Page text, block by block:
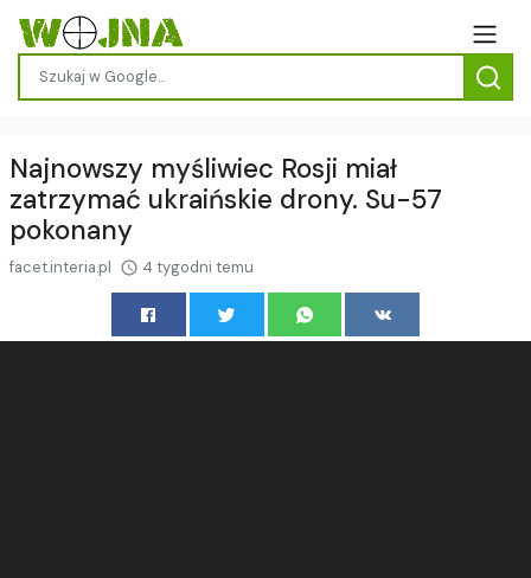
Najnowszy myśliwiec Rosji miał
zatrzymać ukraińskie drony. Su-57
pokonany
facet.interia.pl 4 tygodni temu